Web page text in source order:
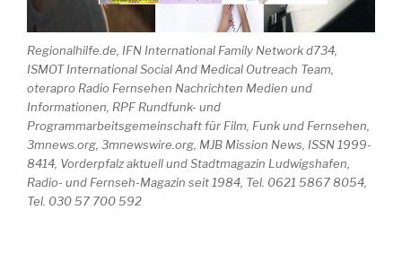
Regionalhilfe.de, IFN International Family Network d734,
ISMOT International Social And Medical Outreach Team,
oterapro Radio Fernsehen Nachrichten Medien und
Informationen, RPF Rundfunk- und
Programmarbeitsgemeinschaft für Film, Funk und Fernsehen,
3mnews.org, 3mnewswire.org, MJB Mission News, ISSN 1999-
8414, Vorderpfalz aktuell und Stadtmagazin Ludwigshafen,
Radio- und Fernseh-Magazin seit 1984, Tel. 0621 5867 8054,
Tel. 030 57 700 592